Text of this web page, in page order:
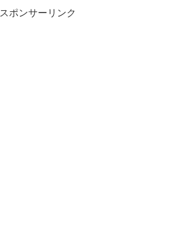
スポンサーリンク